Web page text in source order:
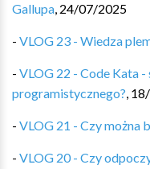
Gallupa, 24/07/2025
- VLOG 23 - Wiedza
- VLOG 22 - Code Kata
programistycznego?,
- VLOG 21 - Czy można
- VLOG 20 - Czy